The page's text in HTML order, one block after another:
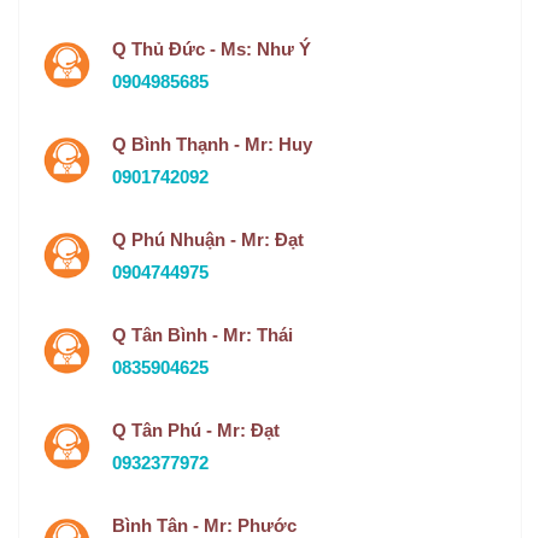
Q Thủ Đức - Ms: Như Ý
0904985685
Q Bình Thạnh - Mr: Huy
0901742092
Q Phú Nhuận - Mr: Đạt
0904744975
Q Tân Bình - Mr: Thái
0835904625
Q Tân Phú - Mr: Đạt
0932377972
Bình Tân - Mr: Phước